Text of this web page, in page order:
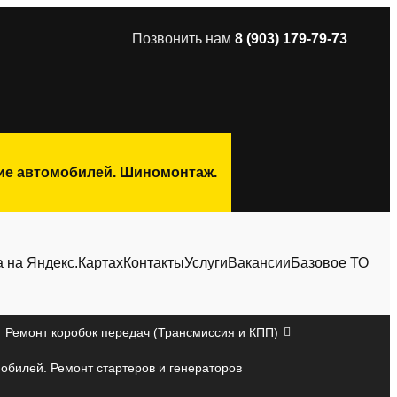
Позвонить нам 8 (903) 179-79-73
автомобилей. Шиномонтаж.
на Яндекс.КартахКонтактыУслугиВакансииБазовое ТО
Ремонт коробок передач (Трансмиссия и КПП)
Ремонт стартеров и генераторов